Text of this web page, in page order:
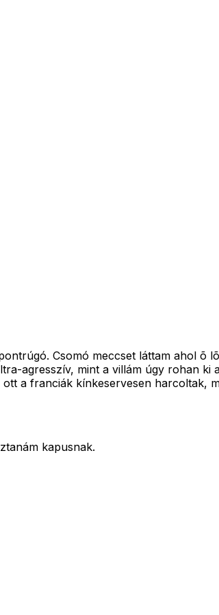
Csomó meccset láttam ahol
agresszív, mint a villám úgy rohan
a franciák kínkeservesen harcoltak,
kapusnak.